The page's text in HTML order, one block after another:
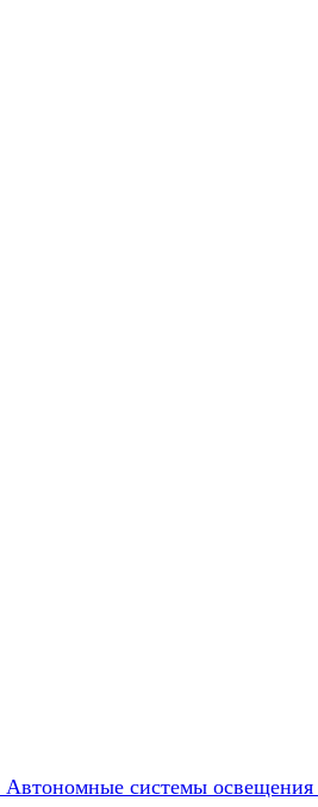
Автономные системы освещения